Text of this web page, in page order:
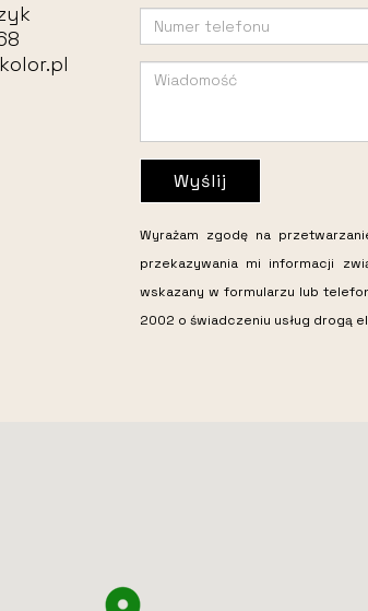
Wyślij
Wyrażam zgodę na
przekazywania mi informacji
wskazany w formularzu lub
2002 o świadczeniu usług drogą